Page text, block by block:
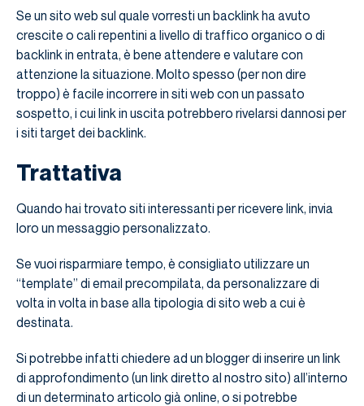
Se un sito web sul quale vorresti un backlink ha avuto
crescite o cali repentini a livello di traffico organico o di
backlink in entrata, è bene attendere e valutare con
attenzione la situazione. Molto spesso (per non dire
troppo) è facile incorrere in siti web con un passato
sospetto, i cui link in uscita potrebbero rivelarsi dannosi per
i siti target dei backlink.
Trattativa
Quando hai trovato siti interessanti per ricevere link, invia
loro un messaggio personalizzato.
Se vuoi risparmiare tempo, è consigliato utilizzare un
“template” di email precompilata, da personalizzare di
volta in volta in base alla tipologia di sito web a cui è
destinata.
Si potrebbe infatti chiedere ad un blogger di inserire un link
di approfondimento (un link diretto al nostro sito) all’interno
di un determinato articolo già online, o si potrebbe